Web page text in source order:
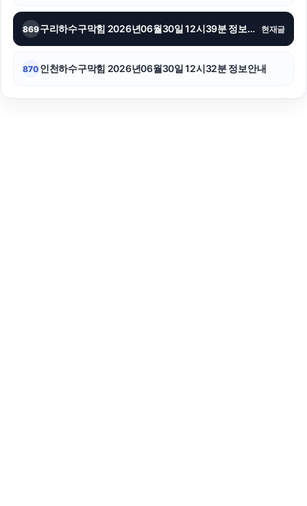
869 구리하수구막힘 2026년06월30일 12시39분 정보안내 현재글
870 인천하수구막힘 2026년06월30일 12시32분 정보안내